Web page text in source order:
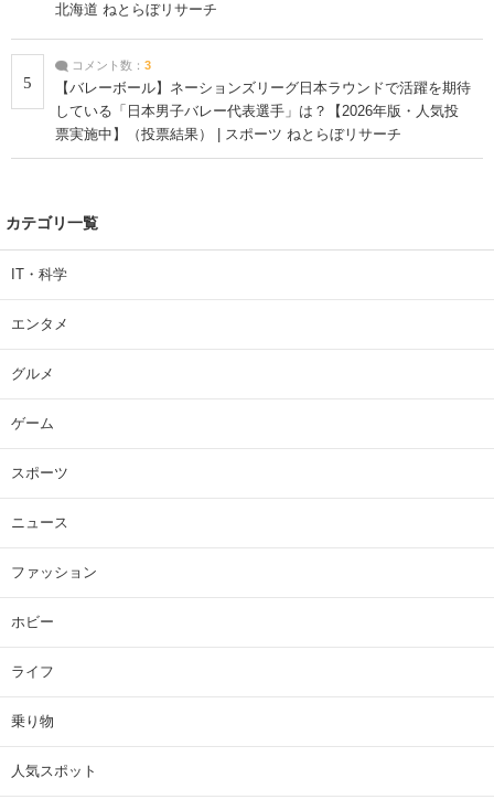
北海道 ねとらぼリサーチ
5
コメント数： 3
【バレーボール】ネーションズリーグ日本ラウンドで活躍を期待
している「日本男子バレー代表選手」は？【2026年版・人気投
票実施中】（投票結果） | スポーツ ねとらぼリサーチ
カテゴリ一覧
IT・科学
エンタメ
グルメ
ゲーム
スポーツ
ニュース
ファッション
ホビー
ライフ
乗り物
人気スポット